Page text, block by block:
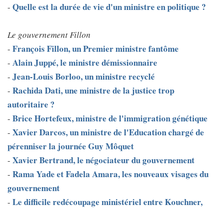
- Quelle est la durée de vie d'un ministre en politique ?
Le gouvernement Fillon
- François Fillon, un Premier ministre fantôme
- Alain Juppé, le ministre démissionnaire
- Jean-Louis Borloo, un ministre recyclé
- Rachida Dati, une ministre de la justice trop
autoritaire ?
- Brice Hortefeux, ministre de l'immigration génétique
- Xavier Darcos, un ministre de l'Education chargé de
pérenniser la journée Guy Môquet
- Xavier Bertrand, le négociateur du gouvernement
- Rama Yade et Fadela Amara, les nouveaux visages du
gouvernement
- Le difficile redécoupage ministériel entre Kouchner,